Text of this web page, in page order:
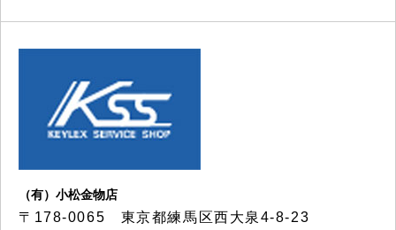
（有）小松金物店
〒178-0065 東京都練馬区西大泉4-8-23